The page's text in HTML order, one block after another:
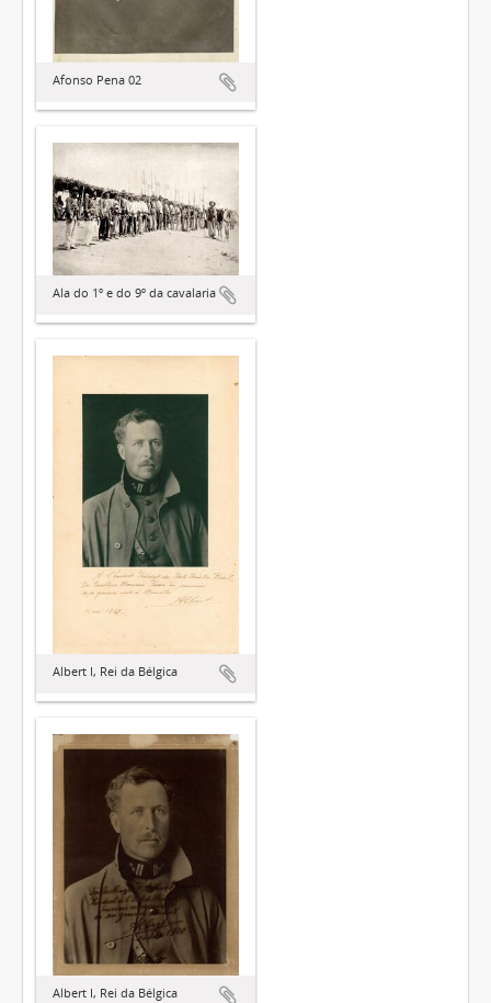
Afonso Pena 02
Ala do 1º e do 9º da cavalaria
Albert I, Rei da Bélgica
Albert I, Rei da Bélgica